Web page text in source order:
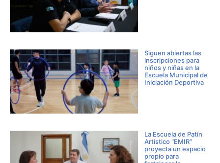
Siguen abiertas las
inscripciones para
niños y niñas en la
Escuela Municipal de
Iniciación Deportiva
La Escuela de Patín
Artístico “EMIR”
proyecta un espacio
propio para